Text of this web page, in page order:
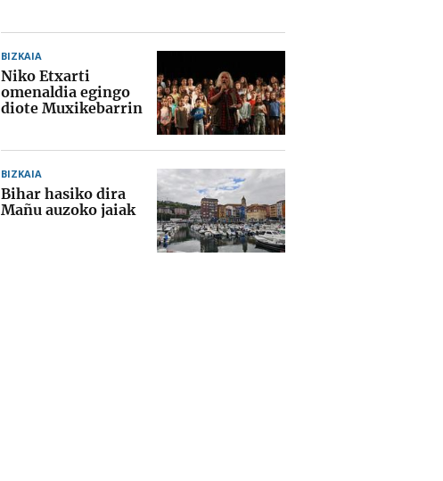
BIZKAIA
Niko Etxarti
omenaldia egingo
diote Muxikebarrin
BIZKAIA
Bihar hasiko dira
Mañu auzoko jaiak